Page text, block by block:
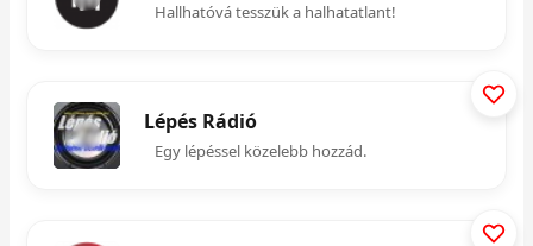
Hallhatóvá tesszük a halhatatlant!
Lépés Rádió
Egy lépéssel közelebb hozzád.